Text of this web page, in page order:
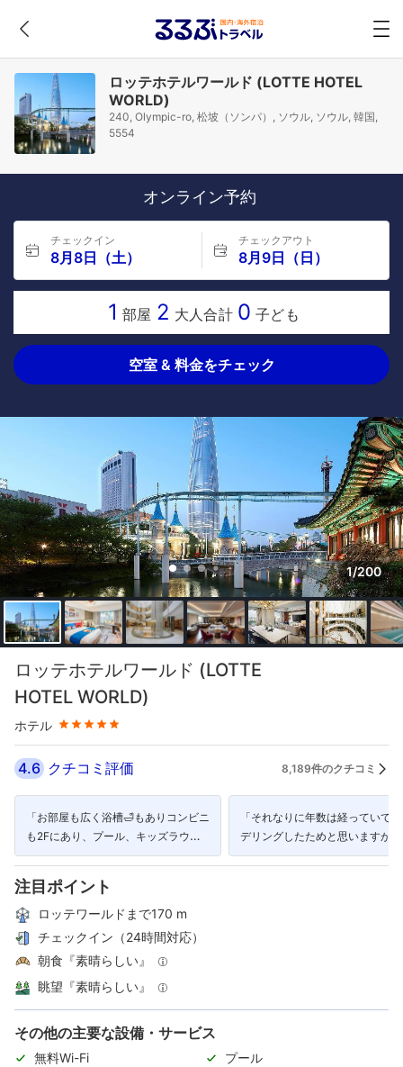
ロッテホテルワールド (LOTTE HOTEL
WORLD)
240, Olympic-ro, 松坡（ソンパ）, ソウル, ソウル, 韓国,
5554
オンライン予約
チェックイン
8月8日（土）
チェックアウト
8月9日（日）
1 部屋 2 大人合計 0 子ども
空室 & 料金をチェック
1/200
ロッテホテルワールド (LOTTE
HOTEL WORLD)
ホテル
星評価 5つ星
4.6 クチコミ評価 8,189件のクチコミ
「お部屋も広く浴槽🛁もありコンビニ
も2Fにあり、プール、キッズラウン
ジ、子供がとても楽しめる場所でし
「それなりに年数は経っていて
デリングしたためと思いますが
感もありとても気持ちよく利用
注目ポイント
ロッテワールドまで170 m
チェックイン（24時間対応）
朝食『素晴らしい』
眺望『素晴らしい』
その他の主要な設備・サービス
無料Wi-Fi
プール